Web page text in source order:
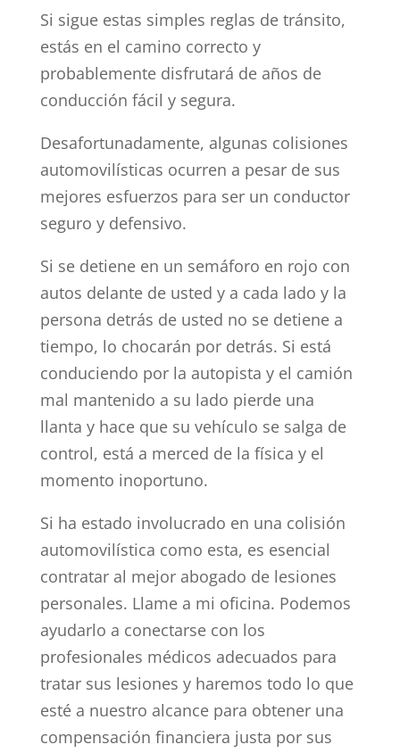
Si sigue estas simples reglas de tránsito,
estás en el camino correcto y
probablemente disfrutará de años de
conducción fácil y segura.
Desafortunadamente, algunas colisiones
automovilísticas ocurren a pesar de sus
mejores esfuerzos para ser un conductor
seguro y defensivo.
Si se detiene en un semáforo en rojo con
autos delante de usted y a cada lado y la
persona detrás de usted no se detiene a
tiempo, lo chocarán por detrás. Si está
conduciendo por la autopista y el camión
mal mantenido a su lado pierde una
llanta y hace que su vehículo se salga de
control, está a merced de la física y el
momento inoportuno.
Si ha estado involucrado en una colisión
automovilística como esta, es esencial
contratar al mejor abogado de lesiones
personales. Llame a mi oficina. Podemos
ayudarlo a conectarse con los
profesionales médicos adecuados para
tratar sus lesiones y haremos todo lo que
esté a nuestro alcance para obtener una
compensación financiera justa por sus